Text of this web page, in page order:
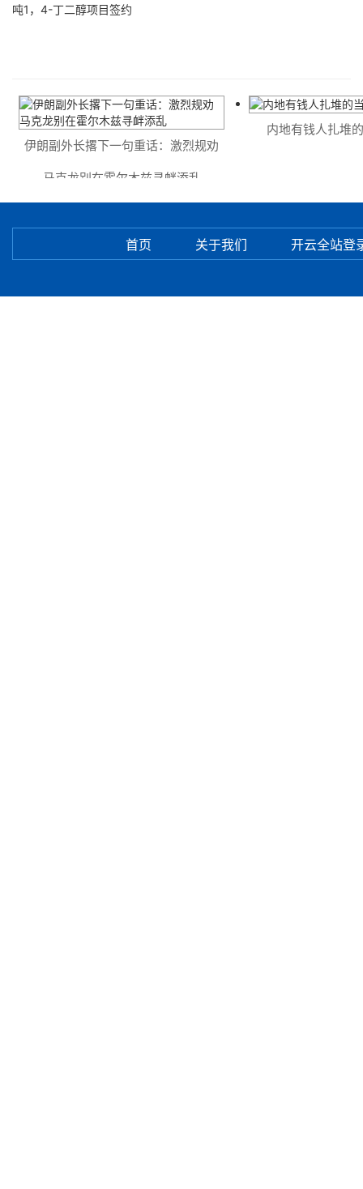
吨1，4-丁二醇项目签约
伊朗副外长撂下一句重话：激烈规劝
马克龙别在霍尔木兹寻衅添乱
内地有钱人扎堆的
首页 关于我们 开云全站登